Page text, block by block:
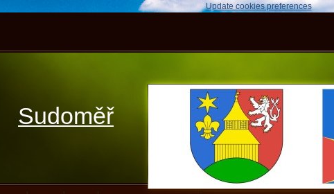
Update cookies preferences
Sudoměř